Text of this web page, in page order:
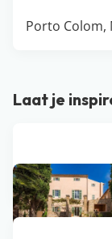
Porto Colom,
Laat je